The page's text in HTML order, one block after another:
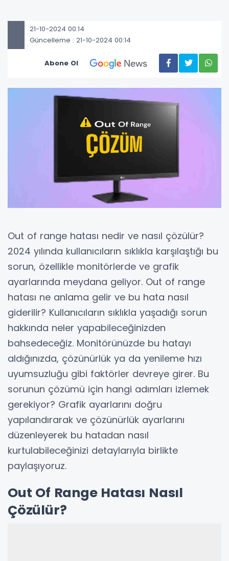
21-10-2024 00:14
Güncelleme : 21-10-2024 00:14
Abone Ol
Out of range hatası nedir ve nasıl çözülür?
2024 yılında kullanıcıların sıklıkla karşılaştığı bu
sorun, özellikle monitörlerde ve grafik
ayarlarında meydana geliyor. Out of range
hatası ne anlama gelir ve bu hata nasıl
giderilir? Kullanıcıların sıklıkla yaşadığı sorun
hakkında neler yapabileceğinizden
bahsedeceğiz. Monitörünüzde bu hatayı
aldığınızda, çözünürlük ya da yenileme hızı
uyumsuzluğu gibi faktörler devreye girer. Bu
sorunun çözümü için hangi adımları izlemek
gerekiyor? Grafik ayarlarını doğru
yapılandırarak ve çözünürlük ayarlarını
düzenleyerek bu hatadan nasıl
kurtulabileceğinizi detaylarıyla birlikte
paylaşıyoruz.
Out Of Range Hatası Nasıl
Çözülür?